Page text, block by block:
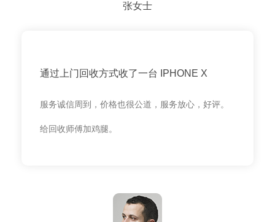
张女士
通过上门回收方式收了一台 IPHONE X
服务诚信周到，价格也很公道，服务放心，好评。
给回收师傅加鸡腿。